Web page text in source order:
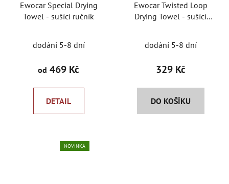
Ewocar Special Drying
Towel - sušící ručník
dodání 5-8 dní
od 469 Kč
DETAIL
Ewocar Twisted Loop
Drying Towel - sušící
dodání 5-8 dní
329 Kč
DO KOŠÍKU
NOVINKA